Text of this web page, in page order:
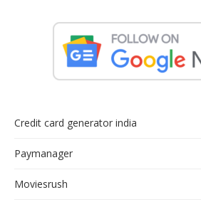
Credit card generator india
Paymanager
Moviesrush